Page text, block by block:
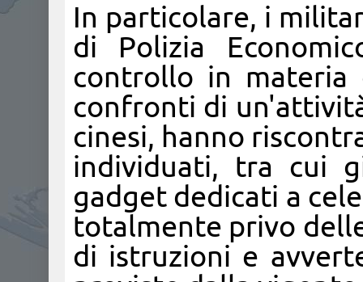
In particolare, i
di Polizia
controllo in materia
confronti di
cinesi, hanno
individuati, tra cui
gadget dedicati a
totalmente privo
di istruzioni e